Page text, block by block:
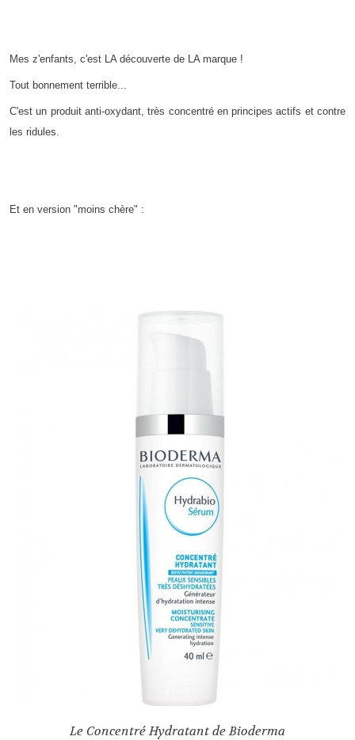
Mes z'enfants, c'est LA découverte de LA marque !
Tout bonnement terrible...
C'est un produit anti-oxydant, très concentré en principes actifs et contre
les ridules.
Et en version "moins chère" :
Le Concentré Hydratant de Bioderma